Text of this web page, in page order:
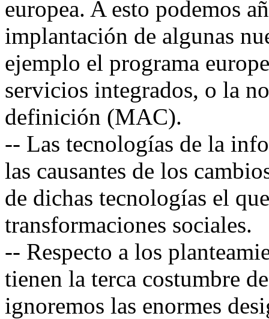
europea. A esto podemos
implantación de algunas
ejemplo el programa
servicios integrados, o la
definición (MAC).
-- Las tecnologías de la
las causantes de los
de dichas tecnologías el
transformaciones sociales.
-- Respecto a los
tienen la terca costumbre
ignoremos las enormes